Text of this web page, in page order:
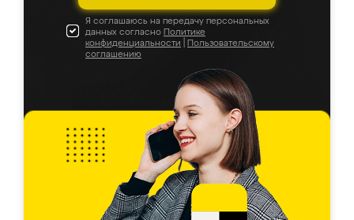
Я соглашаюсь на передачу персональных
данных согласно Политике
конфиденциальности
Пользовательскому
соглашению